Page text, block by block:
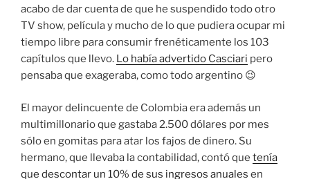
acabo de dar cuenta de que he suspendido todo otro
TV show, película y mucho de lo que pudiera ocupar mi
tiempo libre para consumir frenéticamente los 103
capítulos que llevo. Lo había advertido Casciari pero
pensaba que exageraba, como todo argentino 😉
El mayor delincuente de Colombia era además un
multimillonario que gastaba 2.500 dólares por mes
sólo en gomitas para atar los fajos de dinero. Su
hermano, que llevaba la contabilidad, contó que tenía
que descontar un 10% de sus ingresos anuales en